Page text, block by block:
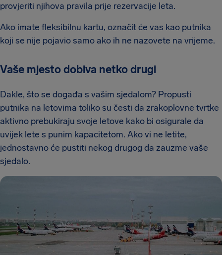
provjeriti njihova pravila prije rezervacije leta.
Ako imate fleksibilnu kartu, označit će vas kao putnika
koji se nije pojavio samo ako ih ne nazovete na vrijeme.
Vaše mjesto dobiva netko drugi
Dakle, što se događa s vašim sjedalom? Propusti
putnika na letovima toliko su česti da zrakoplovne tvrtke
aktivno prebukiraju svoje letove kako bi osigurale da
uvijek lete s punim kapacitetom. Ako vi ne letite,
jednostavno će pustiti nekog drugog da zauzme vaše
sjedalo.